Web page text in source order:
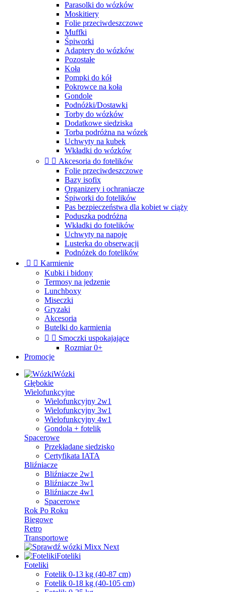
Parasolki do wózków
Moskitiery
Folie przeciwdeszczowe
Muffki
Śpiworki
Adaptery do wózków
Pozostałe
Koła
Pompki do kół
Pokrowce na koła
Gondole
Podnóżki/Dostawki
Torby do wózków
Dodatkowe siedziska
Torba podróżna na wózek
Uchwyty na kubek
Wkładki do wózków
  Akcesoria do fotelików
Folie przeciwdeszczowe
Bazy isofix
Organizery i ochraniacze
Śpiworki do fotelików
Pas bezpieczeństwa dla kobiet w ciąży
Poduszka podróżna
Wkładki do fotelików
Uchwyty na napoje
Lusterka do obserwacji
Podnóżek do fotelików
  Karmienie
Kubki i bidony
Termosy na jedzenie
Lunchboxy
Miseczki
Gryzaki
Akcesoria
Butelki do karmienia
  Smoczki uspokajające
Rozmiar 0+
Promocje
Wózki
Głębokie
Wielofunkcyjne
Wielofunkcyjny 2w1
Wielofunkcyjny 3w1
Wielofunkcyjny 4w1
Gondola + fotelik
Spacerowe
Przekładane siedzisko
Certyfikata IATA
Bliźniacze
Bliźniacze 2w1
Bliźniacze 3w1
Bliźniacze 4w1
Spacerowe
Rok Po Roku
Biegowe
Retro
Transportowe
Foteliki
Foteliki
Fotelik 0-13 kg (40-87 cm)
Fotelik 0-18 kg (40-105 cm)